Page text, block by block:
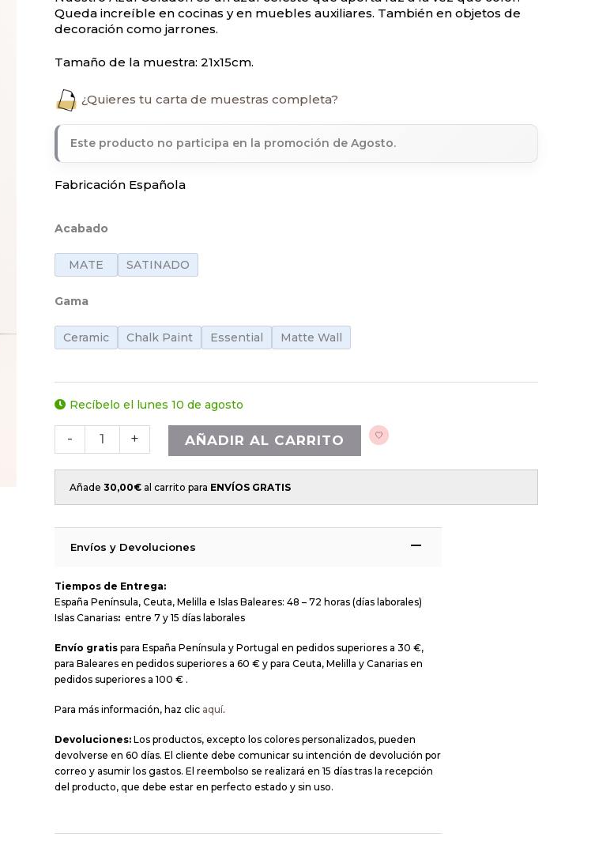
Queda increíble en cocinas y en muebles auxiliares. También en objetos de
decoración como jarrones.
Tamaño de la muestra: 21x15cm.
¿Quieres tu carta de muestras completa?
Este producto no participa en la promoción de Agosto.
Fabricación Española
Acabado
MATE SATINADO
Gama
Ceramic Chalk Paint Essential Matte Wall
Recíbelo el lunes 10 de agosto
- + AÑADIR AL CARRITO
Añade 30,00€ al carrito para ENVÍOS GRATIS
Envíos y Devoluciones
Tiempos de Entrega:
España Península, Ceuta, Melilla e Islas Baleares: 48 – 72 horas (días laborales)
Islas Canarias: entre 7 y 15 días laborales
Envío gratis para España Península y Portugal en pedidos superiores a 30 €,
para Baleares en pedidos superiores a 60 € y para Ceuta, Melilla y Canarias en
pedidos superiores a 100 € .
Para más información, haz clic aquí.
Devoluciones: Los productos, excepto los colores personalizados, pueden
devolverse en 60 días. El cliente debe comunicar su intención de devolución por
correo y asumir los gastos. El reembolso se realizará en 15 días tras la recepción
del producto, que debe estar en perfecto estado y sin uso.